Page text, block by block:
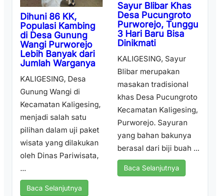
Dihuni 86 KK,
Populasi Kambing
di Desa Gunung
Wangi Purworejo
Lebih Banyak dari
Jumlah Warganya
KALIGESING, Desa
Gunung Wangi di
Kecamatan Kaligesing,
menjadi salah satu
pilihan dalam uji paket
wisata yang dilakukan
oleh Dinas Pariwisata,
...
Baca Selanjutnya
Sayur Blibar Khas
Desa Pucungroto
Purworejo, Tunggu
3 Hari Baru Bisa
Dinikmati
KALIGESING, Sayur
Blibar merupakan
masakan tradisional
khas Desa Pucungroto
Kecamatan Kaligesing,
Purworejo. Sayuran
yang bahan bakunya
berasal dari biji buah ...
Baca Selanjutnya